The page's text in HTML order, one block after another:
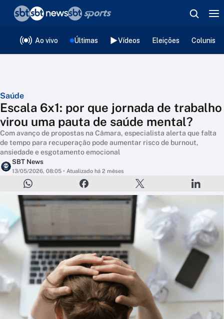
Ao vivo Últimas Vídeos Eleições
Saúde
Escala 6x1: por que jornada de trabalho
virou uma pauta de saúde mental?
Com avanço de propostas na Câmara, especialista alerta que falta
de tempo para recuperação pode aumentar risco de burnout,
ansiedade e esgotamento emocional
SBT News
13/05/2026, 08:05 • Atualizado há 2 mêses
❮voltar
Editorias